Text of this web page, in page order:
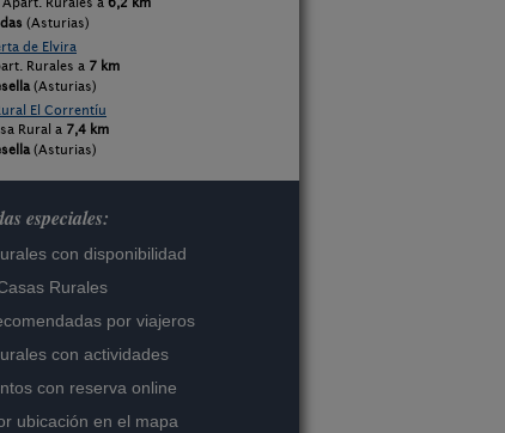
(Asturias)
de Elvira
Rurales a 7 km
(Asturias)
El Correntíu
Rural a 7,4 km
(Asturias)
especiales:
con disponibilidad
Rurales
por viajeros
con actividades
con reserva online
ubicación en el mapa